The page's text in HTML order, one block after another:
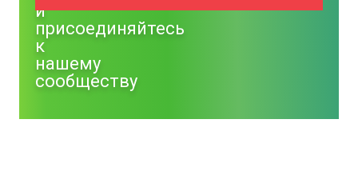
и
присоединяйтесь
к
нашему
сообществу